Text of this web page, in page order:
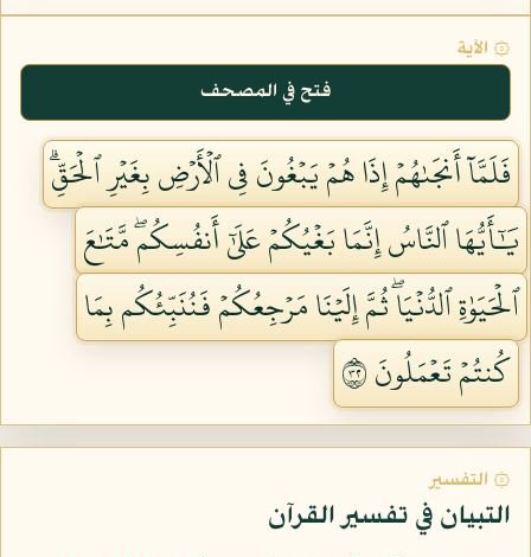
۞ الآية
فتح في المصحف
فَلَمَّآ أَنجَىٰهُمۡ إِذَا هُمۡ يَبۡغُونَ فِي ٱلۡأَرۡضِ بِغَيۡرِ ٱلۡحَقِّۗ
يَٰٓأَيُّهَا ٱلنَّاسُ إِنَّمَا بَغۡيُكُمۡ عَلَىٰٓ أَنفُسِكُمۖ مَّتَٰعَ
ٱلۡحَيَوٰةِ ٱلدُّنۡيَاۖ ثُمَّ إِلَيۡنَا مَرۡجِعُكُمۡ فَنُنَبِّئُكُم بِمَا
كُنتُمۡ تَعۡمَلُونَ ٢٣
۞ التفسير
التبيان في تفسير القرآن